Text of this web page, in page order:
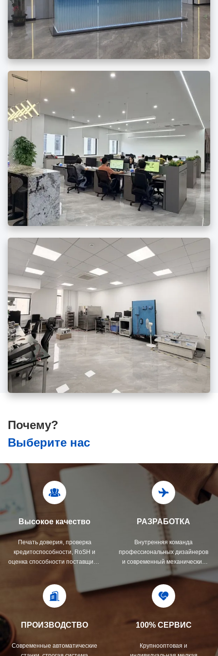
Почему?
Выберите нас
Высокое качество
Печать доверия, проверка
кредитоспособности, RoSH и
оценка способности поставщика.
профессиональную
лабораторию.
РАЗРАБОТКА
Внутренняя команда
профессиональных дизайнеров
и современный механический
цех. Мы можем сотрудничать для
разработки необходимых вам
продуктов.
ПРОИЗВОДСТВО
Современные автоматические
100% СЕРВИС
Крупнооптовая и